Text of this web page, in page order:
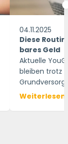
04.11.2025
Diese
bares Geld
Aktuelle
bleiben trotz
kostet